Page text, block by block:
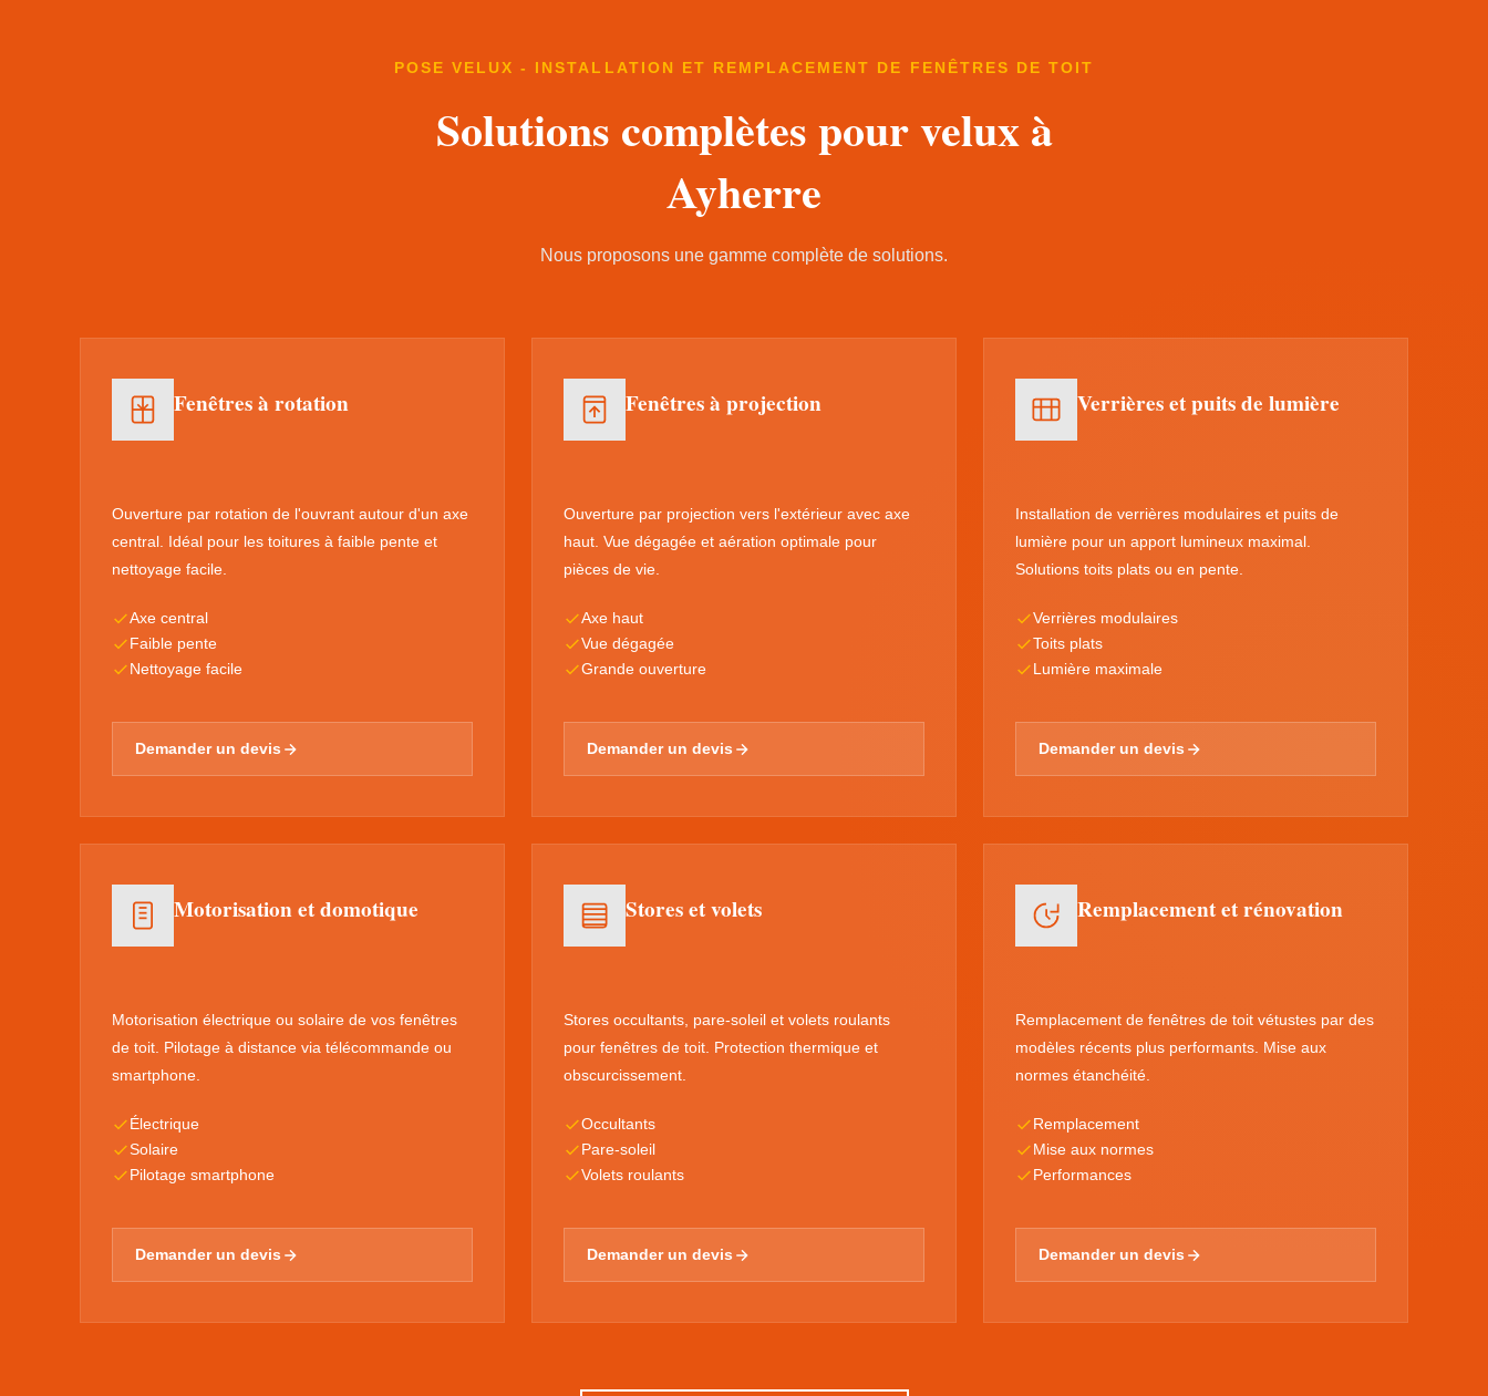
POSE VELUX - INSTALLATION ET REMPLACEMENT DE FENÊTRES DE TOIT
Solutions complètes pour velux à
Ayherre
Nous proposons une gamme complète de solutions.
Fenêtres à rotation
Ouverture par rotation de l'ouvrant autour d'un axe
central. Idéal pour les toitures à faible pente et
nettoyage facile.
Axe central
Faible pente
Nettoyage facile
Demander un devis
Fenêtres à projection
Ouverture par projection vers l'extérieur avec axe
haut. Vue dégagée et aération optimale pour
pièces de vie.
Axe haut
Vue dégagée
Grande ouverture
Demander un devis
Verrières et puits de lumière
Installation de verrières modulaires et puits de
lumière pour un apport lumineux maximal.
Solutions toits plats ou en pente.
Verrières modulaires
Toits plats
Lumière maximale
Demander un devis
Motorisation et domotique
Motorisation électrique ou solaire de vos fenêtres
de toit. Pilotage à distance via télécommande ou
smartphone.
Électrique
Solaire
Pilotage smartphone
Demander un devis
Stores et volets
Stores occultants, pare-soleil et volets roulants
pour fenêtres de toit. Protection thermique et
obscurcissement.
Occultants
Pare-soleil
Volets roulants
Demander un devis
Remplacement et rénovation
Remplacement de fenêtres de toit vétustes par des
modèles récents plus performants. Mise aux
normes étanchéité.
Remplacement
Mise aux normes
Performances
Demander un devis